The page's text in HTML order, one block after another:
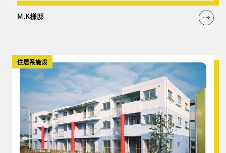
M.K様邸
住居系施設